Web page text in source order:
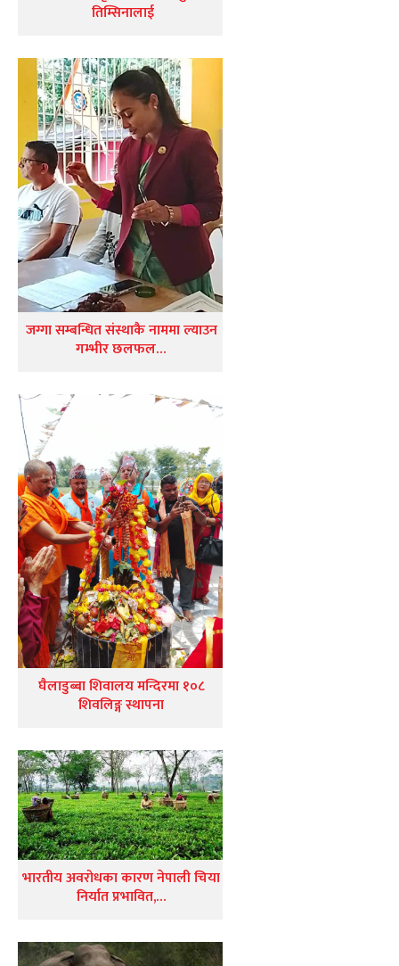
तिम्सिनालाई
जग्गा सम्बन्धित संस्थाकै नाममा ल्याउन
गम्भीर छलफल…
घैलाडुब्बा शिवालय मन्दिरमा १०८
शिवलिङ्ग स्थापना
भारतीय अवरोधका कारण नेपाली चिया
निर्यात प्रभावित,…